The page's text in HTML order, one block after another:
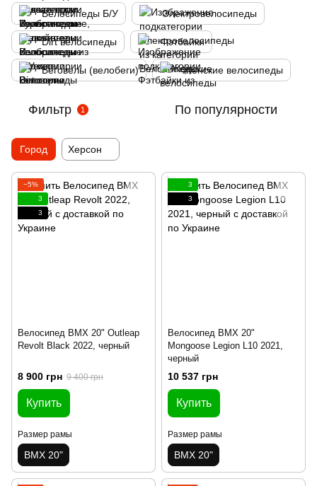
Велосипеды Б/У Электровелосипеды
Dirt велосипеды Фэтбайки
Беговелы (велобеги) Женские велосипеды
Фильтр 1 По популярности
Город Херсон
−5%
3
3
Велосипед BMX 20" Outleap
Revolt Black 2022, черный
8 900 грн 9 400 грн
Купить
Размер рамы
BMX 20"
3
3
Велосипед BMX 20"
Mongoose Legion L10 2021,
черный
10 537 грн
Купить
Размер рамы
BMX 20"